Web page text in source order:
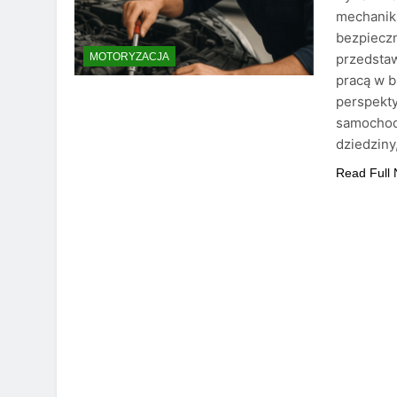
MOTORYZACJA
pracą w
Read Full